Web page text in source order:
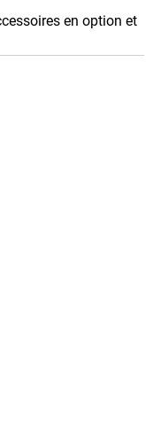
en option et